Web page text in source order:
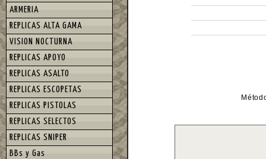
ARMERIA
REPLICAS ALTA GAMA
VISION NOCTURNA
REPLICAS APOYO
REPLICAS ASALTO
REPLICAS ESCOPETAS
REPLICAS PISTOLAS
REPLICAS SELECTOS
REPLICAS SNIPER
BBs y Gas